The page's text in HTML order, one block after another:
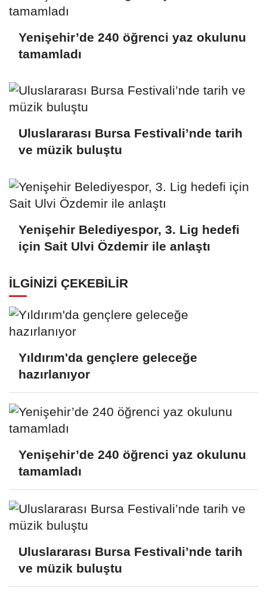
Yenişehir’de 240 öğrenci yaz okulunu
tamamladı
Uluslararası Bursa Festivali’nde tarih
ve müzik buluştu
Yenişehir Belediyespor, 3. Lig hedefi
için Sait Ulvi Özdemir ile anlaştı
İLGINIZI ÇEKEBILIR
Yıldırım'da gençlere geleceğe
hazırlanıyor
Yenişehir’de 240 öğrenci yaz okulunu
tamamladı
Uluslararası Bursa Festivali’nde tarih
ve müzik buluştu